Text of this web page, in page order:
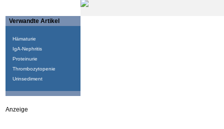
Verwandte Artikel
Hämaturie
IgA-Nephritis
Proteinurie
Thrombozytopenie
Urinsediment
Anzeige